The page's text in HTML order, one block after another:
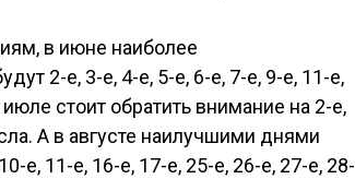
в июне наиболее
2-е, 3-е, 4-е, 5-е, 6-е, 7-е, 9-е, 11-е,
стоит обратить внимание на 2-е,
А в августе наилучшими днями
е, 11-е, 16-е, 17-е, 25-е, 26-е, 27-е, 28-